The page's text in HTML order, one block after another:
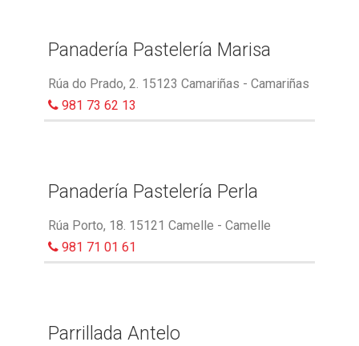
Panadería Pastelería Marisa
Rúa do Prado, 2. 15123 Camariñas - Camariñas
981 73 62 13
Panadería Pastelería Perla
Rúa Porto, 18. 15121 Camelle - Camelle
981 71 01 61
Parrillada Antelo